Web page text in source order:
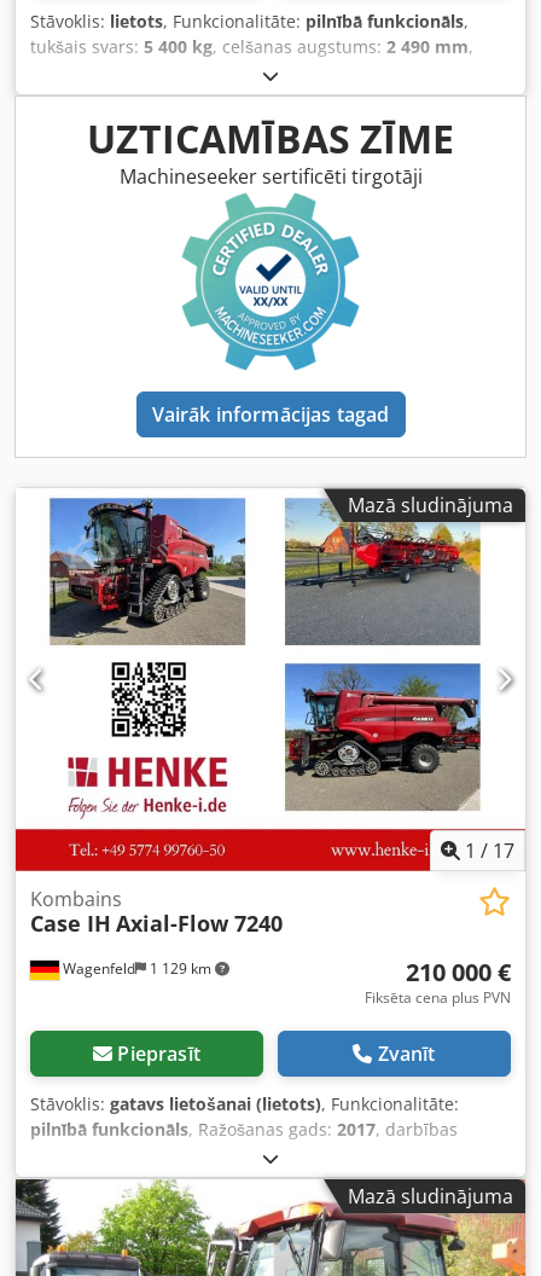
Stāvoklis: lietots, Funkcionalitāte: pilnībā funkcionāls,
tukšais svars: 5 400 kg, celšanas augstums: 2 490 mm,
, darbības stundas:
garums:5 550 mm, būvniecības augstums:2 500 mm,
piedziņas veids:Diesel Motor, konstrukcijas platums:
, Citi Codswlxgaopfx Al Tsrf Ātruma klase: 25
Tehniskais stāvoklis: normāls Akumulatora stāvoklis:
UZTICAMĪBAS ZĪME
Machineseeker sertificēti tirgotāji
Vairāk informācijas tagad
Mazā sludinājuma
1 / 17
Wagenfeld 1 129 km
Kombains
Case IH Axial-Flow 7240
210 000 €
Fiksēta cena plus PVN
Pieprasīt Zvanīt
Stāvoklis: gatavs lietošanai (lietots), Funkcionalitāte:
pilnībā funkcionāls, Ražošanas gads: 2017, darbības
366 kW (497,62 zs)
veids:dīzeļdegviela, maksimālais ātrums:30 km/h, pirmā
reģistrācija:07/2017, nākamā pārbaude (TÜV):07/2026,
aizmugurējās riepas izmērs:500/85 R24,
iekārtas/transportlīdzekļa numurs:YHG233775,
Mazā sludinājuma